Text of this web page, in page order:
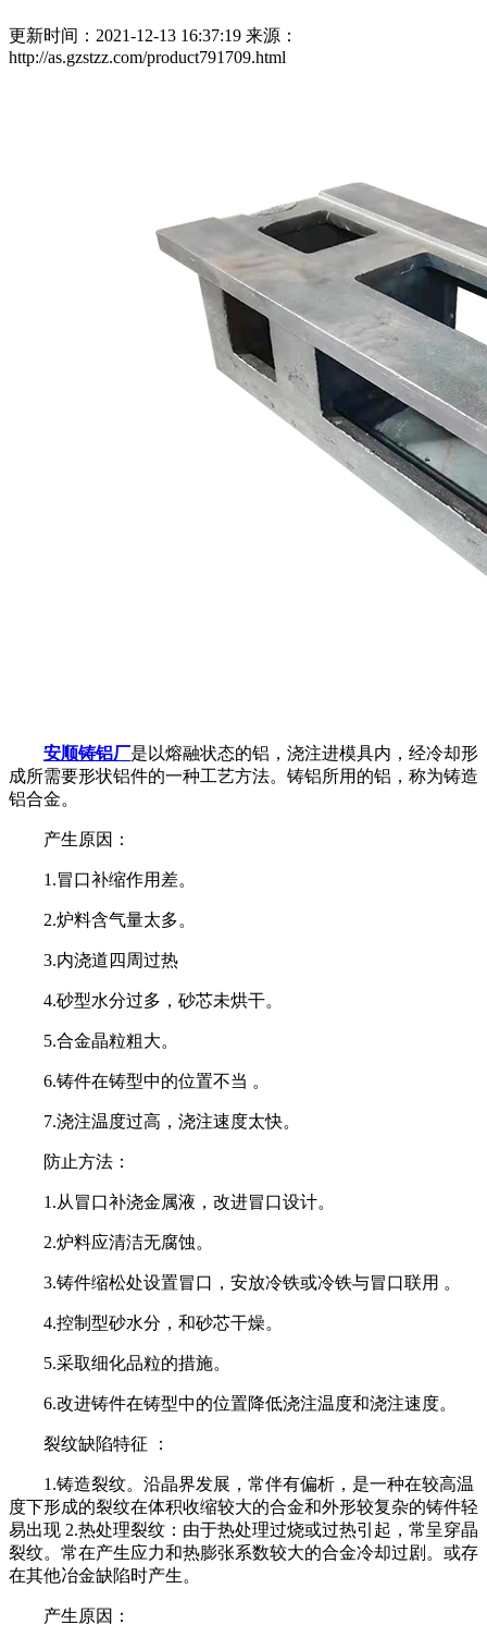
更新时间：2021-12-13 16:37:19 来源：
http://as.gzstzz.com/product791709.html
安顺铸铝厂是以熔融状态的铝，浇注进模具内，经冷却形
成所需要形状铝件的一种工艺方法。铸铝所用的铝，称为铸造
铝合金。
产生原因：
1.冒口补缩作用差。
2.炉料含气量太多。
3.内浇道四周过热
4.砂型水分过多，砂芯未烘干。
5.合金晶粒粗大。
6.铸件在铸型中的位置不当 。
7.浇注温度过高，浇注速度太快。
防止方法：
1.从冒口补浇金属液，改进冒口设计。
2.炉料应清洁无腐蚀。
3.铸件缩松处设置冒口，安放冷铁或冷铁与冒口联用 。
4.控制型砂水分，和砂芯干燥。
5.采取细化品粒的措施。
6.改进铸件在铸型中的位置降低浇注温度和浇注速度。
裂纹缺陷特征 ：
1.铸造裂纹。沿晶界发展，常伴有偏析，是一种在较高温
度下形成的裂纹在体积收缩较大的合金和外形较复杂的铸件轻
易出现 2.热处理裂纹：由于热处理过烧或过热引起，常呈穿晶
裂纹。常在产生应力和热膨张系数较大的合金冷却过剧。或存
在其他冶金缺陷时产生。
产生原因：